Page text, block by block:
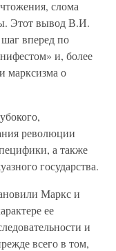
слома
Этот вывод В.И.
вперед по
и, более
марксизма о
революции
а также
государства.
Маркс и
ее
и
всего в том,